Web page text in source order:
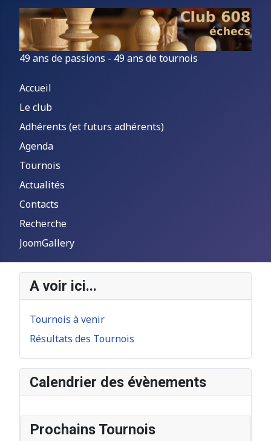
49 ans de passions - 49 ans de tournois
Accueil
Le club
Adhérents (et futurs adhérents)
Agenda
Tournois
Actualités
Contacts
Recherche
JoomGallery
A voir ici...
Tournois à venir
Résultats des Tournois
Calendrier des évènements
Prochains Tournois